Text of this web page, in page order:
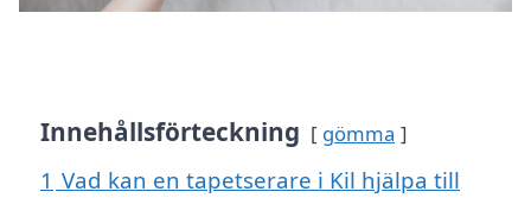
Innehållsförteckning gömma
1 Vad kan en tapetserare i Kil hjälpa till